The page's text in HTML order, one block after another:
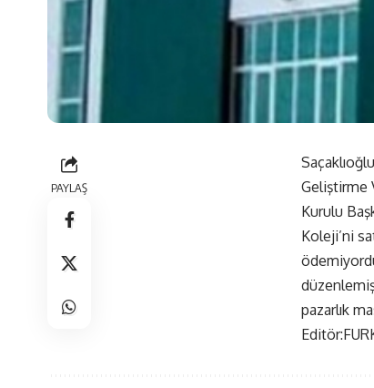
PAYLAŞ
Geliştirme
Kurulu
Koleji’ni
pazarlık